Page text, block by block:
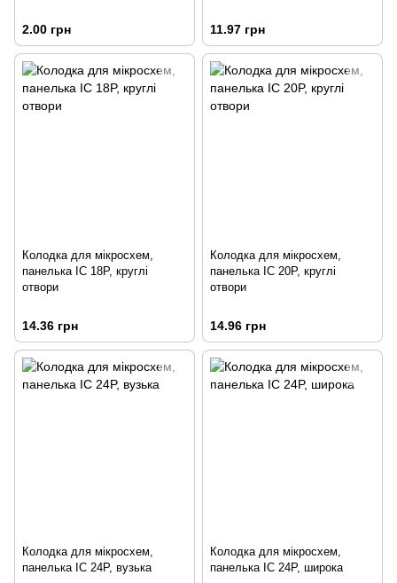
2.00 грн 11.97 грн
Колодка для мікросхем,
панелька IC 18P, круглі
отвори
14.36 грн
Колодка для мікросхем,
панелька IC 20P, круглі
отвори
14.96 грн
Колодка для мікросхем,
панелька IC 24P, вузька
Колодка для мікросхем,
панелька IC 24P, широка